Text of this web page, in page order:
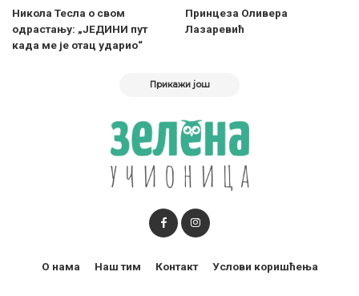
Никола Тесла о свом
одрастању: „ЈЕДИНИ пут
када ме је отац ударио“
Принцеза Оливера
Лазаревић
Прикажи још
О нама Наш тим Контакт Услови коришћења